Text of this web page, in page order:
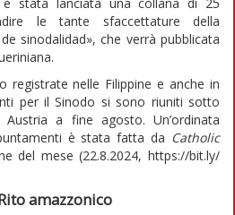
le tante sfaccettature della
sinodalidad», che verrà pubblicata
registrate nelle Filippine e anche in
per il Sinodo si sono riuniti sotto
Austria a fine agosto. Un’ordinata
è stata fatta da Catholic
del mese (22.8.2024, https://bit.ly/
amazzonico